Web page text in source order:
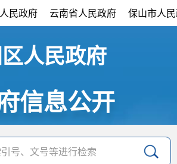
民政府 云南省人民政府 保山市人
人民政府
信息公开